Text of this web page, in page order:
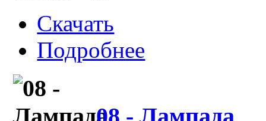
Скачать
Подробнее